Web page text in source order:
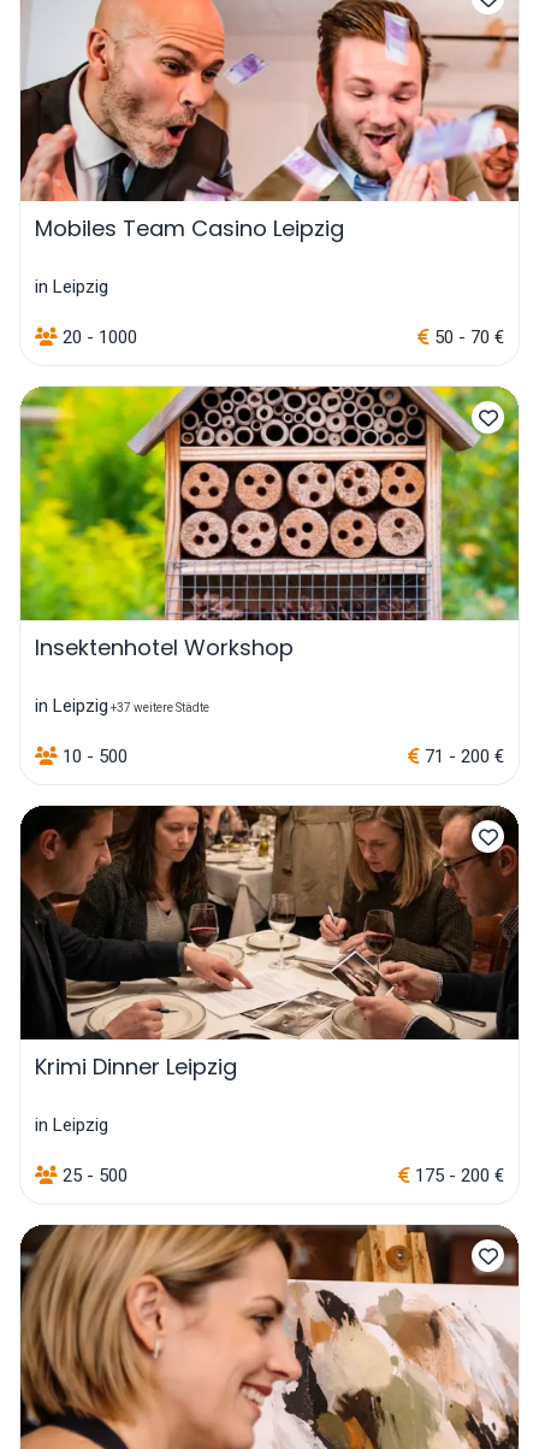
Mobiles Team Casino Leipzig
in Leipzig
20 - 1000 50 - 70 €
Insektenhotel Workshop
in Leipzig +37 weitere Städte
10 - 500 71 - 200 €
Krimi Dinner Leipzig
in Leipzig
25 - 500 175 - 200 €